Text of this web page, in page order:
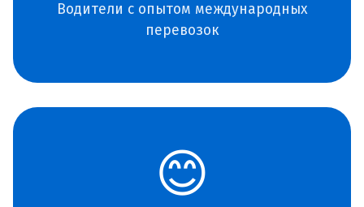
Водители с опытом международных
перевозок
😊